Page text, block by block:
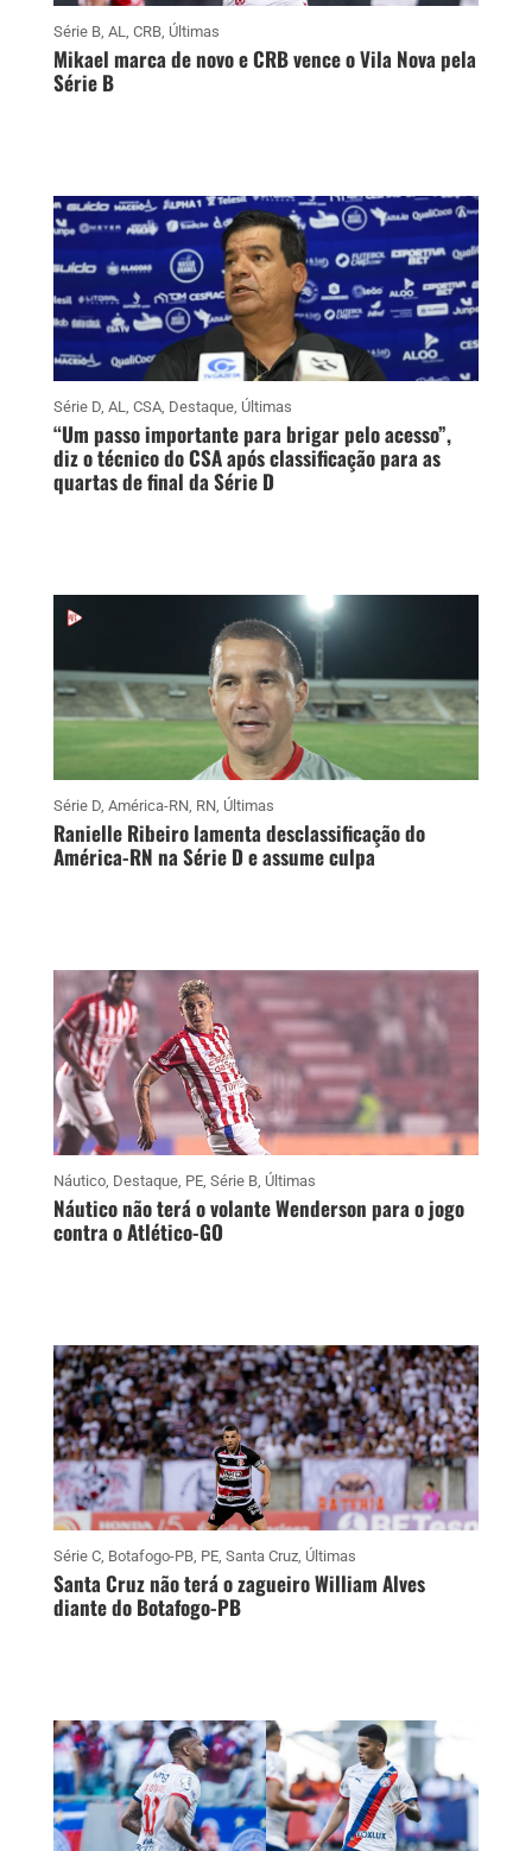
Série B, AL, CRB, Últimas
Mikael marca de novo e CRB vence o Vila Nova pela
Série B
Série D, AL, CSA, Destaque, Últimas
“Um passo importante para brigar pelo acesso”,
diz o técnico do CSA após classificação para as
quartas de final da Série D
Série D, América-RN, RN, Últimas
Ranielle Ribeiro lamenta desclassificação do
América-RN na Série D e assume culpa
Náutico, Destaque, PE, Série B, Últimas
Náutico não terá o volante Wenderson para o jogo
contra o Atlético-GO
Série C, Botafogo-PB, PE, Santa Cruz, Últimas
Santa Cruz não terá o zagueiro William Alves
diante do Botafogo-PB